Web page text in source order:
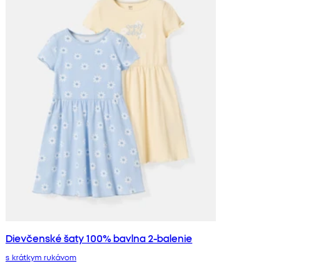
Dievčenské šaty 100% bavlna 2-balenie
s krátkym rukávom